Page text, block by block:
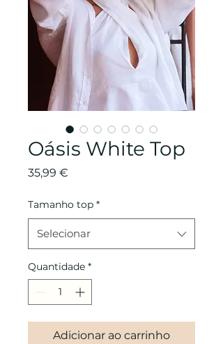
Oásis White Top
35,99 €
Tamanho top *
Selecionar
Quantidade *
Adicionar ao carrinho